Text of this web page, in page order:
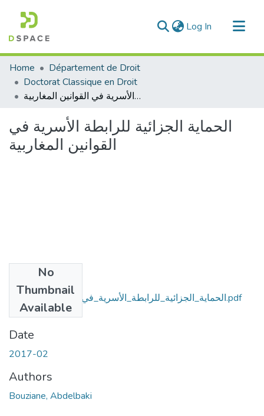
Log In (current)
Communities & Collections
All of DSpace
Statistics
Home
Département de Droit
Doctorat Classique en Droit
الحماية الجزائية للرابطة الأسرية في القوانين المغاربية
الحماية الجزائية للرابطة الأسرية في
القوانين المغاربية
No
Thumbnail
Available
الحماية_الجزائية_للرابطة_الأسرية_في_القوانين_المغاربية.pdf
(4.62 MB)
Date
2017-02
Authors
Bouziane, Abdelbaki